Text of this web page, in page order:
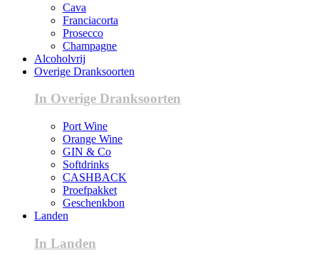
Cava
Franciacorta
Prosecco
Champagne
Alcoholvrij
Overige Dranksoorten
In Overige Dranksoorten
Port Wine
Orange Wine
GIN & Co
Softdrinks
CASHBACK
Proefpakket
Geschenkbon
Landen
In Landen